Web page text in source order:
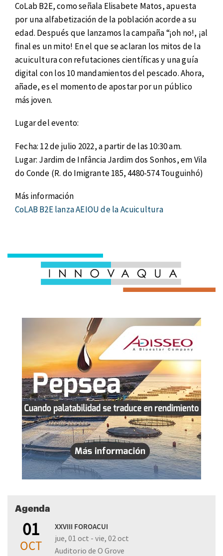
CoLab B2E, como señala Elisabete Matos, apuesta
por una alfabetización de la población acorde a su
edad. Después que lanzamos la campaña “¡oh no!, ¡al
final es un mito! En el que se aclaran los mitos de la
acuicultura con refutaciones científicas y una guía
digital con los 10 mandamientos del pescado. Ahora,
añade, es el momento de apostar por un público
más joven.
Lugar del evento:
Fecha: 12 de julio 2022, a partir de las 10:30 am.
Lugar: Jardim de Infância Jardim dos Sonhos, em Vila
do Conde (R. do Imigrante 185, 4480-574 Touguinhó)
Más información
CoLAB B2E lanza AEIOU de la Acuicultura
Agenda
01
OCT
XXVIII FOROACUI
jue, 01 oct - vie, 02 oct
Auditorio de O Grove